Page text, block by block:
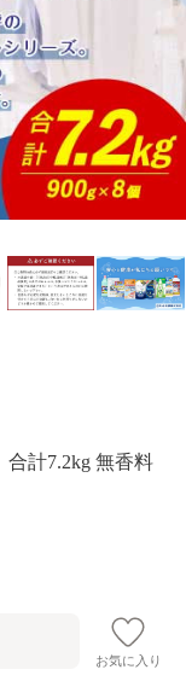
合計7.2kg 無香料
お気に入り